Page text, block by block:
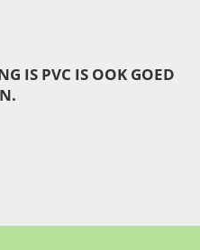
IS PVC IS OOK GOED